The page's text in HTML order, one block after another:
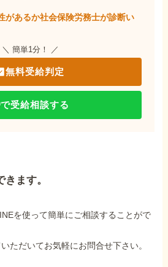
があるか社会保険労務士が診断い
＼ 簡単1分！ ／
無料受給判定
で受給相談する
ます。
を使って簡単にご相談することがで
ただいてお気軽にお問合せ下さい。